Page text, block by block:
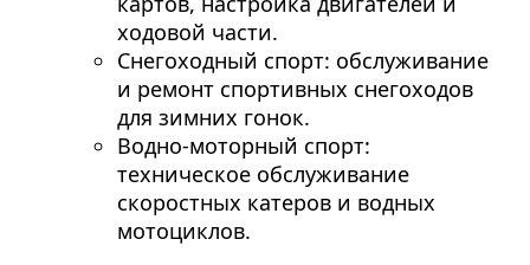
ходовой части.
Снегоходный спорт: обслуживание
и ремонт спортивных снегоходов
для зимних гонок.
Водно-моторный спорт:
техническое обслуживание
скоростных катеров и водных
мотоциклов.